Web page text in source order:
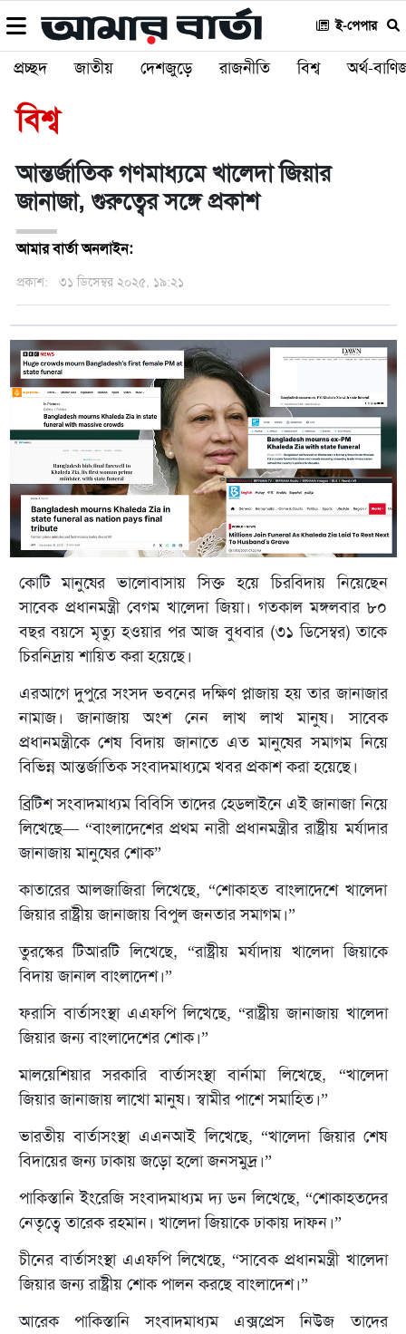
ই-পেপার
প্রচ্ছদ জাতীয় দেশজুড়ে রাজনীতি বিশ্ব অর্থ-
বিশ্ব
আন্তর্জাতিক গণমাধ্যমে খালেদা জিয়ার
জানাজা, গুরুত্বের সঙ্গে প্রকাশ
আমার বার্তা অনলাইন:
প্রকাশ: ৩১ ডিসেম্বর ২০২৫, ১৯:২১
কোটি মানুষের ভালোবাসায় সিক্ত হয়ে চিরবিদায় নিয়েছেন
সাবেক প্রধানমন্ত্রী বেগম খালেদা জিয়া। গতকাল মঙ্গলবার ৮০
বছর বয়সে মৃত্যু হওয়ার পর আজ বুধবার (৩১ ডিসেম্বর) তাকে
চিরনিদ্রায় শায়িত করা হয়েছে।
এরআগে দুপুরে সংসদ ভবনের দক্ষিণ প্লাজায় হয় তার জানাজার
নামাজ। জানাজায় অংশ নেন লাখ লাখ মানুষ। সাবেক
প্রধানমন্ত্রীকে শেষ বিদায় জানাতে এত মানুষের সমাগম নিয়ে
বিভিন্ন আন্তর্জাতিক সংবাদমাধ্যমে খবর প্রকাশ করা হয়েছে।
ব্রিটিশ সংবাদমাধ্যম বিবিসি তাদের হেডলাইনে এই জানাজা নিয়ে
লিখেছে— “বাংলাদেশের প্রথম নারী প্রধানমন্ত্রীর রাষ্ট্রীয় মর্যাদার
জানাজায় মানুষের শোক”
কাতারের আলজাজিরা লিখেছে, “শোকাহত বাংলাদেশে খালেদা
জিয়ার রাষ্ট্রীয় জানাজায় বিপুল জনতার সমাগম।”
তুরস্কের টিআরটি লিখেছে, “রাষ্ট্রীয় মর্যাদায় খালেদা জিয়াকে
বিদায় জানাল বাংলাদেশ।”
ফরাসি বার্তাসংস্থা এএফপি লিখেছে, “রাষ্ট্রীয় জানাজায় খালেদা
জিয়ার জন্য বাংলাদেশের শোক।”
মালয়েশিয়ার সরকারি বার্তাসংস্থা বার্নামা লিখেছে, “খালেদা
জিয়ার জানাজায় লাখো মানুষ। স্বামীর পাশে সমাহিত।”
ভারতীয় বার্তাসংস্থা এএনআই লিখেছে, “খালেদা জিয়ার শেষ
বিদায়ের জন্য ঢাকায় জড়ো হলো জনসমুদ্র।”
পাকিস্তানি ইংরেজি সংবাদমাধ্যম দ্য ডন লিখেছে, “শোকাহতদের
নেতৃত্বে তারেক রহমান। খালেদা জিয়াকে ঢাকায় দাফন।”
চীনের বার্তাসংস্থা এএফপি লিখেছে, “সাবেক প্রধানমন্ত্রী খালেদা
জিয়ার জন্য রাষ্ট্রীয় শোক পালন করছে বাংলাদেশ।”
আরেক পাকিস্তানি সংবাদমাধ্যম এক্সপ্রেস নিউজ তাদের